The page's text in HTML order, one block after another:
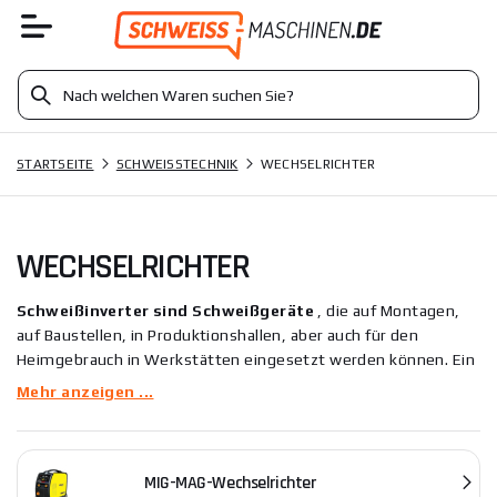
STARTSEITE SCHWEISSTECHNIK WECHSELRICHTER
WECHSELRICHTER
Schweißinverter sind Schweißgeräte , die auf Montagen,
auf Baustellen, in Produktionshallen, aber auch für den
Heimgebrauch in Werkstätten eingesetzt werden können. Ein
Wechselrichter ist ein Gerät, das die normale Netzspannung in
Schweißen verwendet wird. Wechselrichter zeichnen sich
durch hohe Leistung und niedrigen Preis aus. Zu den
Hauptvorteilen von Wechselrichtern zählen Abmessungen,
Mehr anzeigen ...
MIG-MAG-Wechselrichter